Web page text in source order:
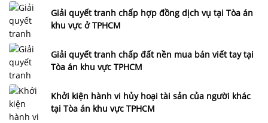
sản
thừa
kế
Tư
vấn
tranh
chấp
tài
Giải quyết tranh chấp hợp đồng dịch vụ tại Tòa án
khu vực ở TPHCM
Giải quyết tranh chấp đất nền mua bán viết tay tại
Tòa án khu vực TPHCM
Khởi kiện hành vi hủy hoại tài sản của người khác
tại Tòa án khu vực TPHCM